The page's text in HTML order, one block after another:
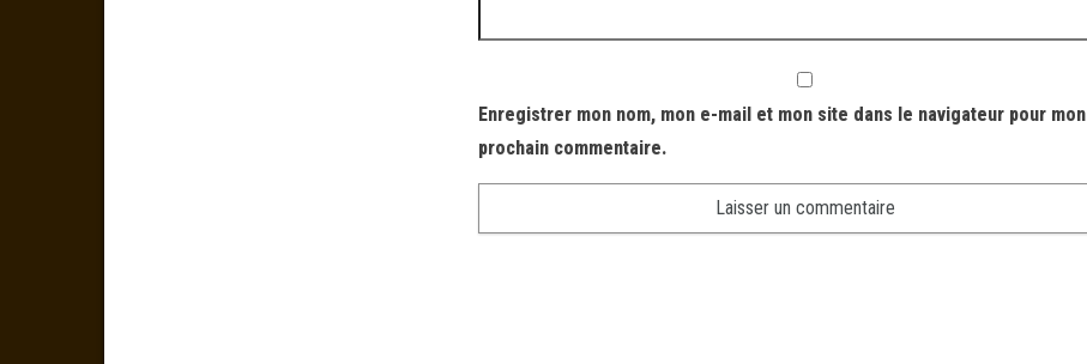
Enregistrer mon nom, mon e-mail et mon site dans le navigateur pour mon
prochain commentaire.